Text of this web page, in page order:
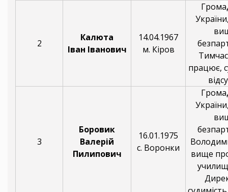
2
Калюта
Іван Іванович
14.04.1967
м. Кіров
працює,
3
Боровик
Валерій
Пилипович
16.01.1975
с. Воронки
вище